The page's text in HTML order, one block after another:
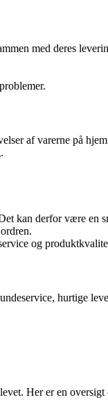
med deres
af varerne på
kan derfor være en
og
hurtige
Her er en